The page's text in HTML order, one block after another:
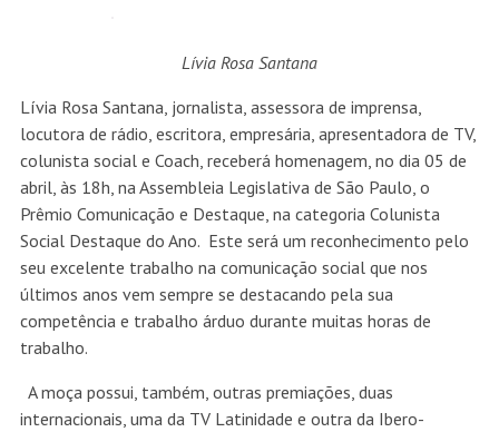
Lívia Rosa Santana
Lívia Rosa Santana, jornalista, assessora de imprensa,
locutora de rádio, escritora, empresária, apresentadora de TV,
colunista social e Coach, receberá homenagem, no dia 05 de
abril, às 18h, na Assembleia Legislativa de São Paulo, o
Prêmio Comunicação e Destaque, na categoria Colunista
Social Destaque do Ano. Este será um reconhecimento pelo
seu excelente trabalho na comunicação social que nos
últimos anos vem sempre se destacando pela sua
competência e trabalho árduo durante muitas horas de
trabalho.
A moça possui, também, outras premiações, duas
internacionais, uma da TV Latinidade e outra da Ibero-